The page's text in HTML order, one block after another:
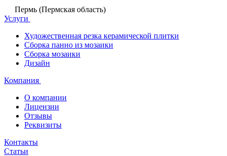
Пермь (Пермская область)
Услуги
Художественная резка керамической плитки
Сборка панно из мозаики
Сборка мозаики
Дизайн
Компания
О компании
Лицензии
Отзывы
Реквизиты
Контакты
Статьи